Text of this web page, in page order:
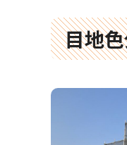
目地